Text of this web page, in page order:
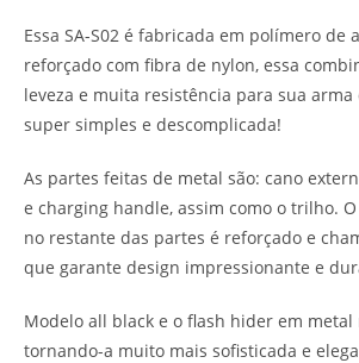
Essa SA-S02 é fabricada em polímero de
reforçado com fibra de nylon, essa
leveza e muita resistência para sua arma
super simples e descomplicada!
As partes feitas de metal são: cano
e charging handle, assim como o trilho.
no restante das partes é reforçado e
que garante design impressionante e
Modelo all black e o flash hider em metal
tornando-a muito mais sofisticada e